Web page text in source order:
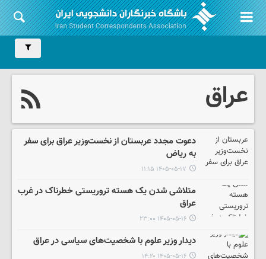
عراق
دعوت مجدد عربستان از نخست‌وزیر عراق برای سفر
به ریاض
۱۴۰۵-۰۵-۱۷ ۱۱:۱۵
متلاشی شدن یک هسته تروریستی خطرناک در غرب
عراق
۱۴۰۵-۰۵-۱۶ ۲۳:۰۰
دیدار وزیر علوم با شخصیت‌های سیاسی در عراق
۱۴۰۵-۰۵-۱۶ ۱۴:۲۰